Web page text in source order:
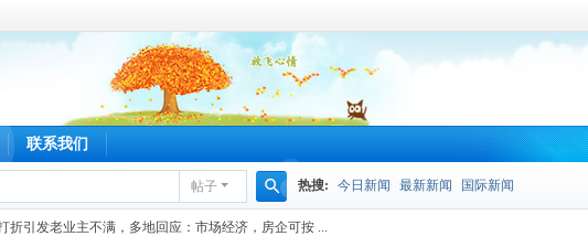
联系我们
帖子
搜
热搜: 今日新闻 最新新闻 国际新闻
折引发老业主不满，多地回应：市场经济，房企可按 ...